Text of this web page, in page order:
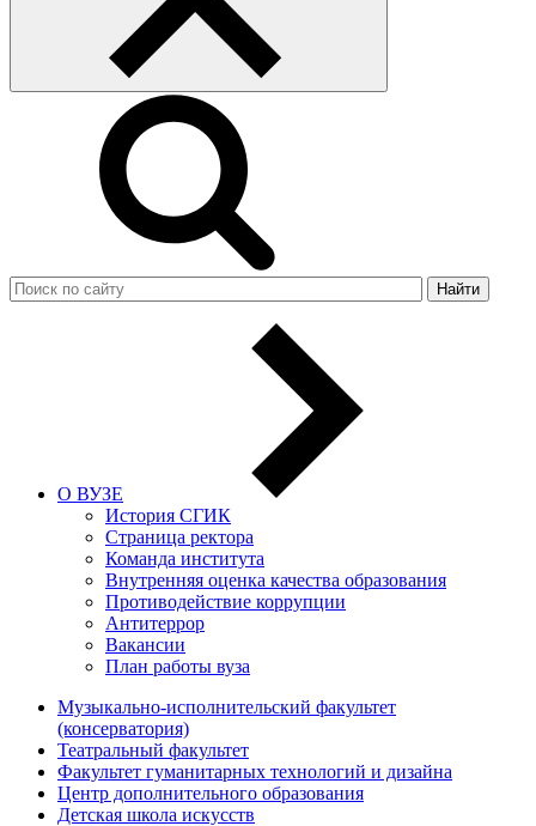
Найти
О ВУЗЕ
История СГИК
Страница ректора
Команда института
Внутренняя оценка качества образования
Противодействие коррупции
Антитеррор
Вакансии
План работы вуза
Музыкально-исполнительский факультет
(консерватория)
Театральный факультет
Факультет гуманитарных технологий и дизайна
Центр дополнительного образования
Детская школа искусств